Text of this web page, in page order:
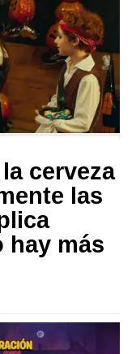
cerveza
las
hay más